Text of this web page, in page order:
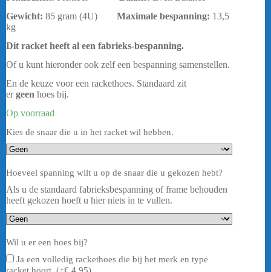
Gewicht: 85 gram (4U) Maximale bespanning: 13,5
kg
Dit racket heeft al een fabrieks-bespanning.
Of u kunt hieronder ook zelf een bespanning samenstellen.
En de keuze voor een rackethoes. Standaard zit
ergeen hoes bij.
Op voorraad
Kies de snaar die u in het racket wil hebben.
Hoeveel spanning wilt u op de snaar die u gekozen hebt?
Als u de standaard fabrieksbespanning of frame behouden
heeft gekozen hoeft u hier niets in te vullen.
Wil u er een hoes bij?
Ja een volledig rackethoes die bij het merk en type